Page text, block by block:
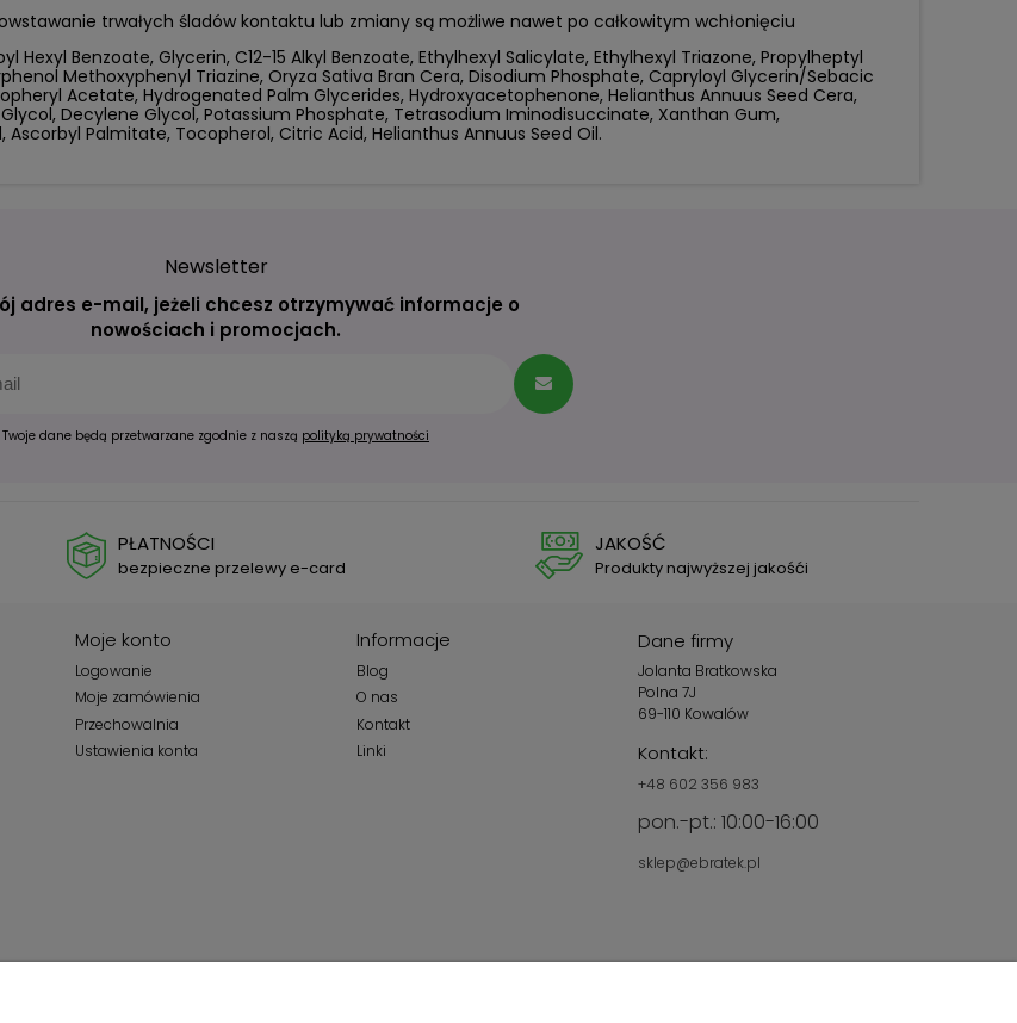
trwałych śladów kontaktu lub zmiany są możliwe nawet po całkowitym wchłonięciu
Benzoate, Glycerin, C12-15 Alkyl Benzoate, Ethylhexyl Salicylate, Ethylhexyl Triazone, Propylheptyl
Methoxyphenyl Triazine, Oryza Sativa Bran Cera, Disodium Phosphate, Capryloyl Glycerin/Sebacic
Acetate, Hydrogenated Palm Glycerides, Hydroxyacetophenone, Helianthus Annuus Seed Cera,
Decylene Glycol, Potassium Phosphate, Tetrasodium Iminodisuccinate, Xanthan Gum,
Palmitate, Tocopherol, Citric Acid, Helianthus Annuus Seed Oil.
Newsletter
adres e-mail, jeżeli chcesz otrzymywać informacje o
nowościach i promocjach.
Twoje dane będą przetwarzane zgodnie z naszą polityką prywatności
PŁATNOŚCI
bezpieczne przelewy e-card
JAKOŚĆ
Produkty najwyższej jakośći
Moje konto
Logowanie
Moje zamówienia
Przechowalnia
Ustawienia konta
Informacje
Blog
O nas
Kontakt
Linki
Dane firmy
Jolanta Bratkowska
Polna 7J
69-110 Kowalów
Kontakt:
+48 602 356 983
pon.-pt.: 10:00-16:00
sklep@ebratek.pl